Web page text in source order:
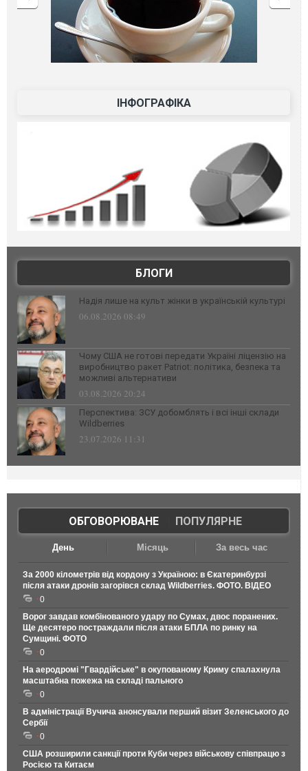
ІНФОГРАФІКА
БЛОГИ
Надія лише на культ жінки в українській культурі
06.08.2026 08:49
Чому США не готові передати Україні ліцензію на
виробництво ракет Patriot: політика, безпека та
можливі альтернативи
03.08.2026 20:24
Перспектива: ЗСУ добомблять і всі інші склади
Wildberries
23.07.2026 11:31
ОБГОВОРЮВАНЕ| ПОПУЛЯРНЕ
День Місяць За весь час
За 2000 кілометрів від кордону з Україною: в Єкатеринбурзі
після атаки дронів загорівся склад Wildberries. ФОТО. ВІДЕО
0
Ворог завдав комбінованого удару по Сумах, двоє поранених.
Ще десятеро постраждали після атаки БПЛА по ринку на
Сумщині. ФОТО
0
На аеродромі "Гвардійське" в окупованому Криму спалахнула
масштабна пожежа на складі пального
0
В адміністрації Вучича анонсували перший візит Зеленського до
Сербії
0
США розширили санкції проти Куби через військову співпрацю з
Росією та Китаєм